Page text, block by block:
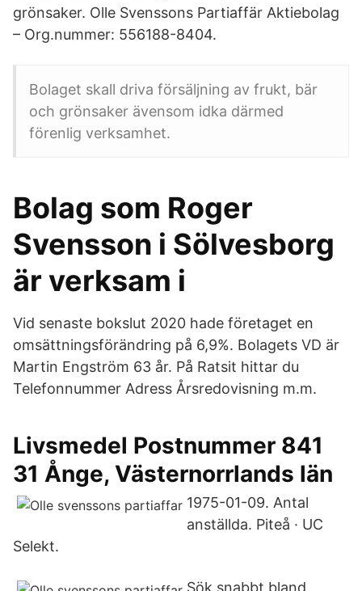
grönsaker. Olle Svenssons Partiaffär Aktiebolag
– Org.nummer: 556188-8404.
Bolaget skall driva försäljning av frukt, bär
och grönsaker ävensom idka därmed
förenlig verksamhet.
Bolag som Roger
Svensson i Sölvesborg
är verksam i
Vid senaste bokslut 2020 hade företaget en
omsättningsförändring på 6,9%. Bolagets VD är
Martin Engström 63 år. På Ratsit hittar du
Telefonnummer Adress Årsredovisning m.m.
Livsmedel Postnummer 841
31 Ånge, Västernorrlands län
1975-01-09. Antal
anställda. Piteå · UC
Selekt.
Sök snabbt bland